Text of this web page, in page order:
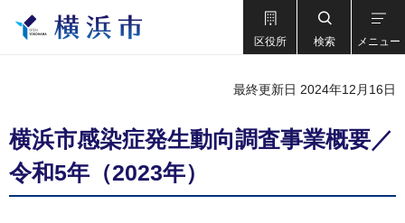
区役所 検索 メニュー
最終更新日 2024年12月16日
横浜市感染症発生動向調査事業概要／
令和5年（2023年）